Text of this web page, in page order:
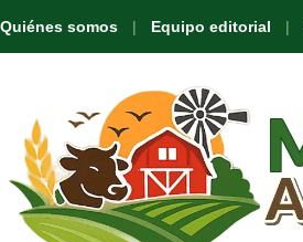
Quiénes somos Equipo editorial